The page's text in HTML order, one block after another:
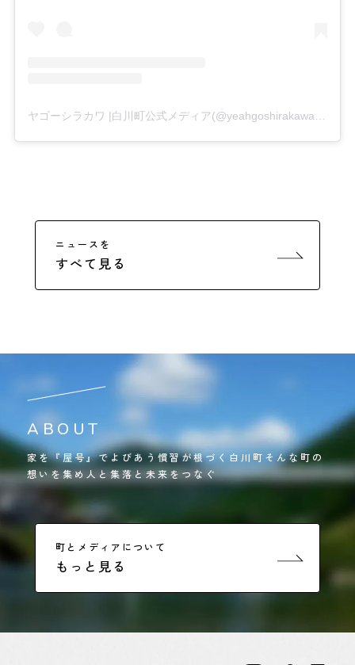
ニュースを
すべて見る
ABOUT
家を『屋号』でよびあう慣習が根づく白川町そんな町の
想いを集め人と集落と未来をつなぐ
町とメディアについて
もっと見る